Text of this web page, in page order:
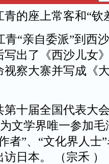
的座上常客和“钦
“亲自委派”到西
出了《西沙儿女
察大寨并写成《
十届全国代表大
文学界唯一参加
者”、“文化界人士
日本。 （宗禾 ）